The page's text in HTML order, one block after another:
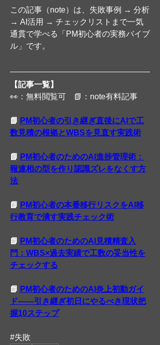
この記事（note）は、失敗事例 → 分析
→ AI活用 → チェックリストまで一気
通貫で学べる「PM初心者の実務バイブ
ル」です。
【記事一覧】
👀：無料閲覧可　📗：note有料記事
📗 PM初心者の引き継ぎ直後にAIで工
数見積の根拠とWBSを見直す実践術
📗 PM初心者のためのAI進捗管理術：
報連相の型を作り認識ズレをなくす方
法
📗 PM初心者の本番移行リスクをAI移
行教育で潰す実践チェック術
📗 PM初心者のためのAI見積精査入
門：WBS×過去実績で工数の妥当性を
チェックする
📗 PM初心者のためのAI炎上初動ガイ
ド――引き継ぎ初日にやるべき現状把
握10ステップ
#失敗